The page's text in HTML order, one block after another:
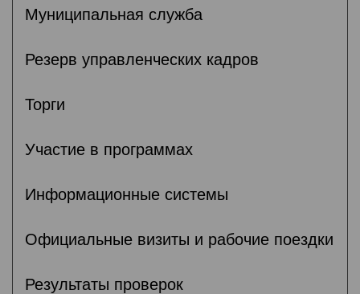
Муниципальная служба
Резерв управленческих кадров
Торги
Участие в программах
Информационные системы
Официальные визиты и рабочие поездки
Результаты проверок